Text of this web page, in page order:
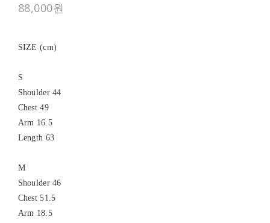
88,000원
SIZE (cm)
S
Shoulder 44
Chest 49
Arm 16.5
Length 63
M
Shoulder 46
Chest 51.5
Arm 18.5